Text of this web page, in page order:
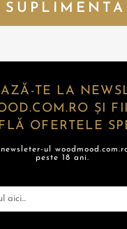
TE LA
ȘI
OFERTELE
ul
peste 18 ani.